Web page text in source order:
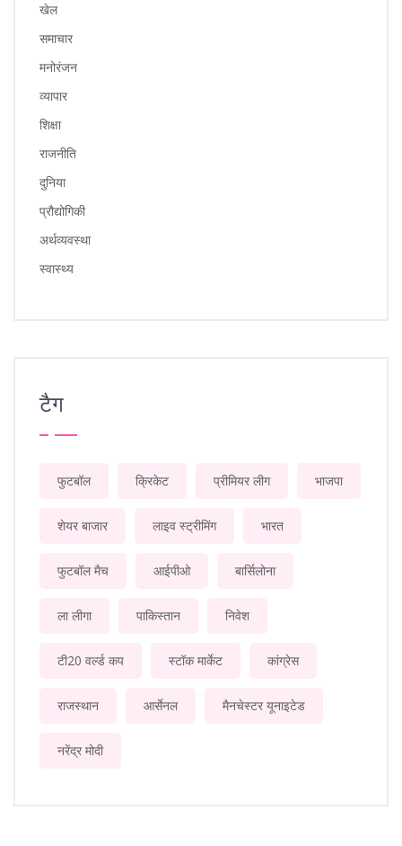
खेल
समाचार
मनोरंजन
व्यापार
शिक्षा
राजनीति
दुनिया
प्रौद्योगिकी
अर्थव्यवस्था
स्वास्थ्य
टैग
फुटबॉल क्रिकेट प्रीमियर लीग भाजपा
शेयर बाजार लाइव स्ट्रीमिंग भारत
फुटबॉल मैच आईपीओ बार्सिलोना
ला लीगा पाकिस्तान निवेश
टी20 वर्ल्ड कप स्टॉक मार्केट कांग्रेस
राजस्थान आर्सेनल मैनचेस्टर यूनाइटेड
नरेंद्र मोदी